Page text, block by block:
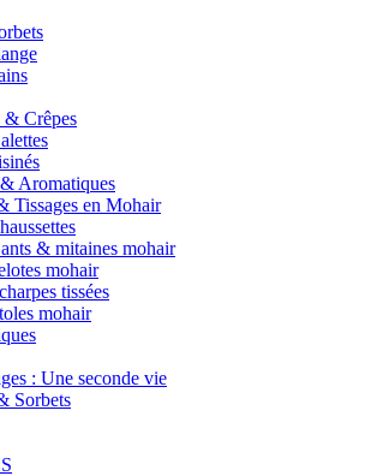
& Crêpes
Aromatiques
Tissages en Mohair
& mitaines mohair
mohair
tissées
mohair
: Une seconde vie
Sorbets